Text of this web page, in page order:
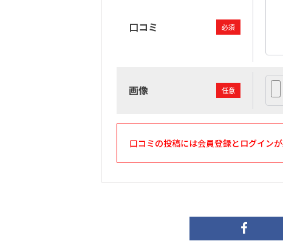
口コミ 必須
画像 任意
口コミの投稿には会員登録とログインが